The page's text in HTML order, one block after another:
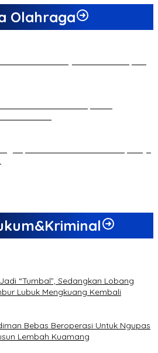
Olahraga
“Tumbal”, Sedangkan Lobang
Lubuk Mengkuang Kembali
Bebas Beroperasi Untuk Ngupas
Lembah Kuamang